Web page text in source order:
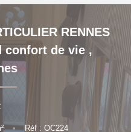
RENNES
confort de vie ,
• Réf : OC224